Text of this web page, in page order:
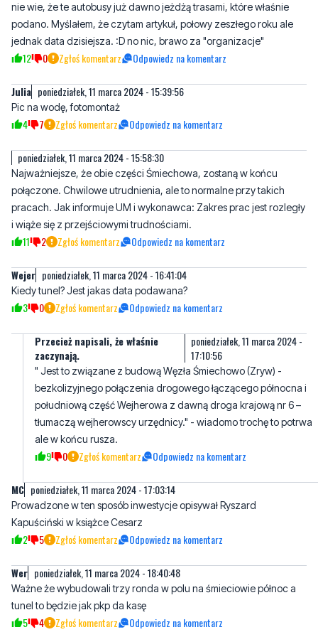
nie wie, że te autobusy już dawno jeżdżą trasami, które właśnie
podano. Myślałem, że czytam artykuł, połowy zeszłego roku ale
jednak data dzisiejsza. :D no nic, brawo za "organizacje"
12 0 Zgłoś komentarz Odpowiedz na komentarz
Julia poniedziałek, 11 marca 2024 - 15:39:56
Pic na wodę, fotomontaż
4 7 Zgłoś komentarz Odpowiedz na komentarz
poniedziałek, 11 marca 2024 - 15:58:30
Najważniejsze, że obie części Śmiechowa, zostaną w końcu
połączone. Chwilowe utrudnienia, ale to normalne przy takich
pracach. Jak informuje UM i wykonawca: Zakres prac jest rozległy
i wiąże się z przejściowymi trudnościami.
11 2 Zgłoś komentarz Odpowiedz na komentarz
Wejer poniedziałek, 11 marca 2024 - 16:41:04
Kiedy tunel? Jest jakas data podawana?
3 0 Zgłoś komentarz Odpowiedz na komentarz
Przecież napisali, że właśnie
zaczynają.
poniedziałek, 11 marca 2024 -
17:10:56
" Jest to związane z budową Węzła Śmiechowo (Zryw) -
bezkolizyjnego połączenia drogowego łączącego północna i
południową część Wejherowa z dawną droga krajową nr 6 –
tłumaczą wejherowscy urzędnicy." - wiadomo trochę to potrwa
ale w końcu rusza.
9 0 Zgłoś komentarz Odpowiedz na komentarz
MC poniedziałek, 11 marca 2024 - 17:03:14
Prowadzone w ten sposób inwestycje opisywał Ryszard
Kapuściński w książce Cesarz
2 5 Zgłoś komentarz Odpowiedz na komentarz
Wer poniedziałek, 11 marca 2024 - 18:40:48
Ważne że wybudowali trzy ronda w polu na śmieciowie północ a
tunel to będzie jak pkp da kasę
5 4 Zgłoś komentarz Odpowiedz na komentarz